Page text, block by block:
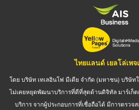
ไทยแลนด์ เยลโล่เพจ
โดย บริษัท เทเลอินโฟ มีเดีย จำกัด (มหาชน) บริษัท
ไม่เคยหยุดพัฒนาบริการที่ดีที่สุดด้านดิจิทัล มาร์เก็
บริการ จากผู้ประกอบการที่เชื่อถือได้ มีการตรว